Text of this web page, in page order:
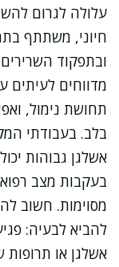
עלולה לגרום
חיוני, משתתף
ובתפקוד
מדווחים לעיתים
תחושת נימול,
בלב. בעבודתי
אשלגן גבוהות
בעקבות מצב
מסוימות. חשוב
להביא לבעיה:
אשלגן או